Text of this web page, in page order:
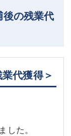
の残業代
代獲得＞
た。